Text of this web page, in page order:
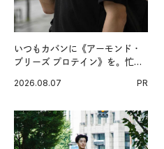
いつもカバンに《アーモンド・
ブリーズ プロテイン》を。忙し
グ習慣。
2026.08.07 PR